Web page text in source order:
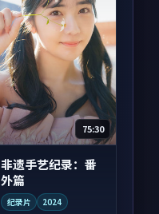
75:30
非遗手艺纪录：番
外篇
纪录片 2024